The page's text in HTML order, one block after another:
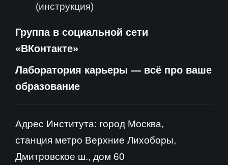
(инструкция)
Группа в социальной сети
«ВКонтакте»
Лаборатория карьеры — всё про ваше
образование
Адрес Института: город Москва,
станция метро Верхние Лихоборы,
Дмитровское ш., дом 60